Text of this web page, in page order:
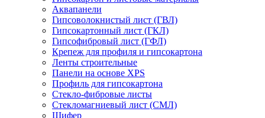
Аквапанели
Гипсоволокнистый лист (ГВЛ)
Гипсокартонный лист (ГКЛ)
Гипсофибровый лист (ГФЛ)
Крепеж для профиля и гипсокартона
Ленты строительные
Панели на основе XPS
Профиль для гипсокартона
Стекло-фибровые листы
Стекломагниевый лист (СМЛ)
Шифер